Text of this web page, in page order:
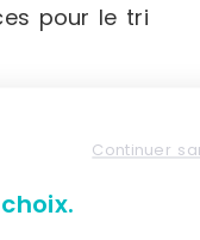
pour le tri
à
produits, afin de
Continuer